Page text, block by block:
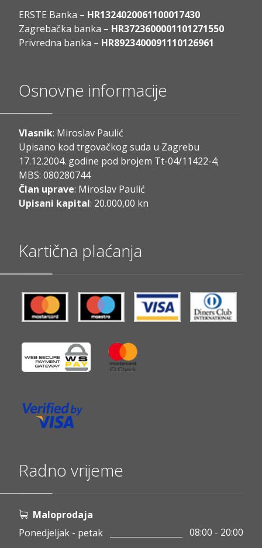
ERSTE Banka – HR1324020061100017430
Zagrebačka banka – HR3723600001101271550
Privredna banka – HR8923400091110126961
Osnovne informacije
Vlasnik: Miroslav Paulić
Upisano kod trgovačkog suda u Zagrebu
17.12.2004. godine pod brojem Tt-04/11422-4;
MBS: 080280744
Član uprave: Miroslav Paulić
Upisani kapital: 20.000,00 kn
Kartična plaćanja
Radno vrijeme
Maloprodaja
Ponedjeljak - petak
08:00 - 20:00